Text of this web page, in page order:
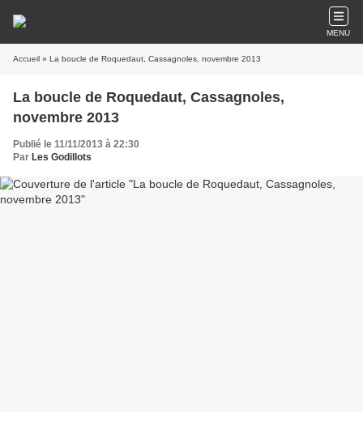
MENU
Accueil » La boucle de Roquedaut, Cassagnoles, novembre 2013
La boucle de Roquedaut, Cassagnoles,
novembre 2013
Publié le 11/11/2013 à 22:30
Par Les Godillots